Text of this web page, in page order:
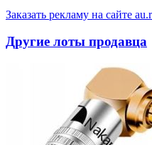
Заказать рекламу на сайте
Другие лоты продавца